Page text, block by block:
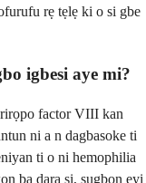
rẹ tẹlẹ ki o si gbe
igbesi aye mi?
factor VIII kan
ni a n dagbasoke ti
ti o ni hemophilia
ba dara si, ṣugbọn eyi